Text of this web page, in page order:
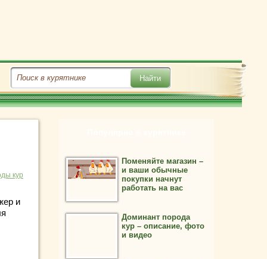
кур
и
Поменяйте магазин –
и ваши обычные
покупки начнут
работать на вас
Доминант порода
кур – описание, фото
и видео